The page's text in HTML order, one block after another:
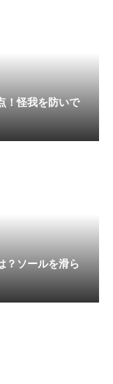
！怪我を防いで
？ソールを滑ら